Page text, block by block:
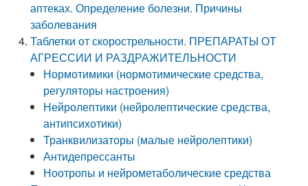
аптеках. Определение болезни. Причины
заболевания
Таблетки от скорострельности. ПРЕПАРАТЫ ОТ
АГРЕССИИ И РАЗДРАЖИТЕЛЬНОСТИ
Нормотимики (нормотимические средства,
регуляторы настроения)
Нейролептики (нейролептические средства,
антипсихотики)
Транквилизаторы (малые нейролептики)
Антидепрессанты
Ноотропы и нейрометаболические средства